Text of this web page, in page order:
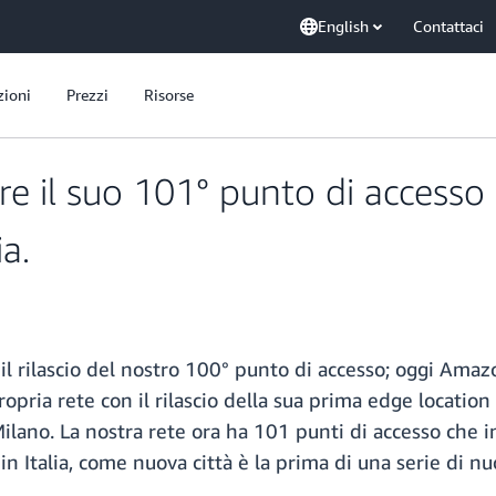
English Contattaci
Prezzi Risorse
il suo 101° punto di
rilascio del nostro 100° punto di accesso; oggi
rete con il rilascio della sua prima edge location
La nostra rete ora ha 101 punti di accesso che
Italia, come nuova città è la prima di una serie di